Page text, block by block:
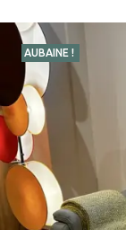
AUBAINE !